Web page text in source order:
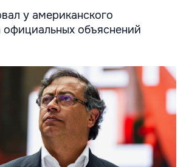
у американского
официальных объяснений